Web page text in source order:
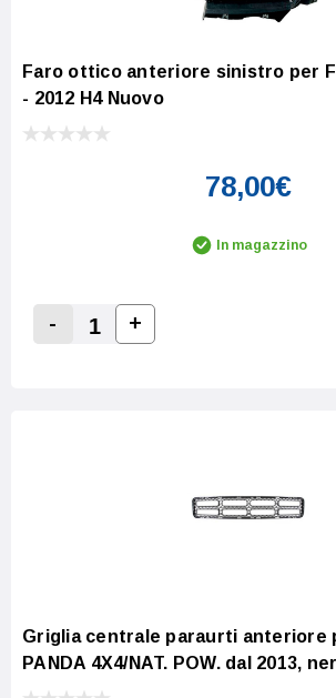
Faro ottico anteriore sinistro per
- 2012 H4 Nuovo
78,00€
In magazzino
-
Increase Quantity:
+
Griglia centrale paraurti anteriore
PANDA 4X4/NAT. POW. dal 2013,